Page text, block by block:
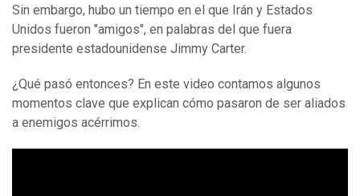
Sin embargo, hubo un tiempo en el que Irán y Estados
Unidos fueron "amigos", en palabras del que fuera
presidente estadounidense Jimmy Carter.
¿Qué pasó entonces? En este video contamos algunos
momentos clave que explican cómo pasaron de ser aliados
a enemigos acérrimos.